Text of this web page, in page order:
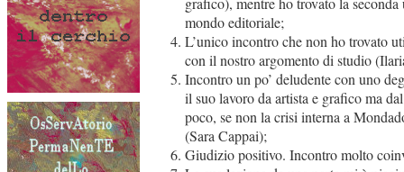
mondo editoriale;
L’unico incontro che non ho trovato
con il nostro argomento di studio
Incontro un po’ deludente con uno
il suo lavoro da artista e grafico ma
poco, se non la crisi interna a
(Sara Cappai);
Giudizio positivo. Incontro molto